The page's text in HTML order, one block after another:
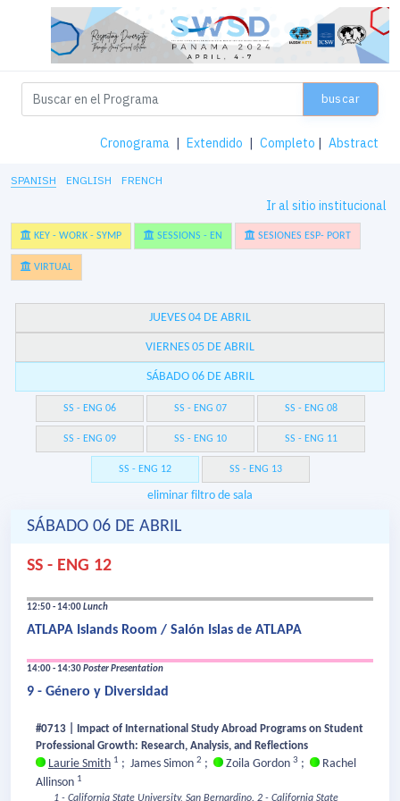
buscar
Cronograma | Extendido | Completo | Abstract
SPANISH ENGLISH FRENCH
Ir al sitio institucional
KEY - WORK - SYMP SESSIONS - EN SESIONES ESP- PORT
VIRTUAL
JUEVES 04 DE ABRIL
VIERNES 05 DE ABRIL
SÁBADO 06 DE ABRIL
SS - ENG 06 SS - ENG 07 SS - ENG 08
SS - ENG 09 SS - ENG 10 SS - ENG 11
SS - ENG 12 SS - ENG 13
eliminar filtro de sala
SÁBADO 06 DE ABRIL
SS - ENG 12
12:50 - 14:00Lunch
ATLAPA Islands Room / Salón Islas de ATLAPA
14:00 - 14:30Poster Presentation
9 - Género y Diversidad
#0713 | Impact of International Study Abroad Programs on Student
Professional Growth: Research, Analysis, and Reflections
Laurie Smith 1 ; James Simon 2 ; Zoila Gordon 3 ;
Rachel
Allinson 1
1 - California State University, San Bernardino. 2 - California State